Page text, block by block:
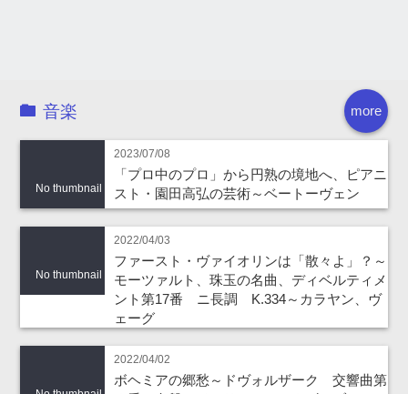
more
音楽
No thumbnail
2023/07/08
「プロ中のプロ」から円熟の境地へ、ピアニ
スト・園田高弘の芸術～ベートーヴェン
No thumbnail
2022/04/03
ファースト・ヴァイオリンは「散々よ」？～
モーツァルト、珠玉の名曲、ディベルティメ
ント第17番 ニ長調 K.334～カラヤン、ヴ
ェーグ
2022/04/02
ボヘミアの郷愁～ドヴォルザーク 交響曲第